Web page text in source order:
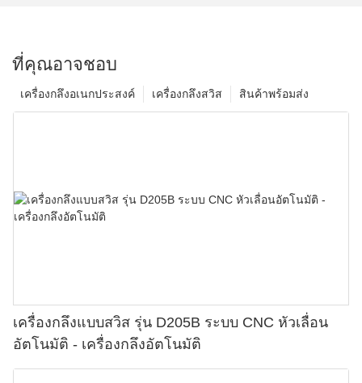
ที่คุณอาจชอบ
สินค้าพร้อมส่ง
เครื่องกลึงสวิส
เครื่องกลึงอเนกประสงค์
เครื่องกลึงแบบสวิส รุ่น D205B ระบบ CNC หัวเลื่อน
อัตโนมัติ - เครื่องกลึงอัตโนมัติ